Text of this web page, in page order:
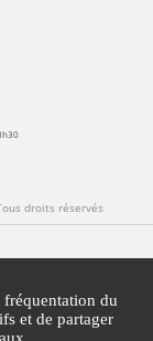
droits réservés
Lérins
fréquentation du
et de partager